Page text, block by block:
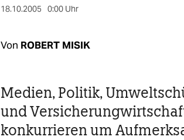
18.10.2005 0:00 Uhr
Von ROBERT MISIK
Medien, Politik,
und
konkurrieren um